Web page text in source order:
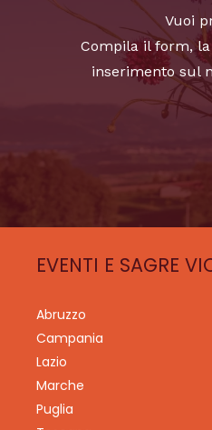
Vuoi
Compila il form,
inserimento sul
EVENTI E SAGRE
Abruzzo
Campania
Lazio
Marche
Puglia